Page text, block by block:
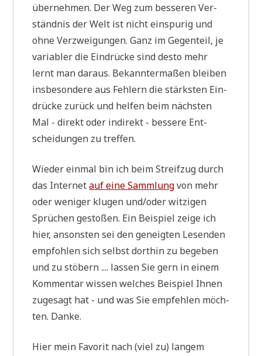
über­neh­men. Der Weg zum bes­se­ren Ver­
ständ­nis der Welt ist nicht ein­spu­rig und
ohne Ver­zwei­gun­gen. Ganz im Gegen­teil, je
varia­bler die Ein­drücke sind desto mehr
lernt man dar­aus. Bekann­ter­ma­ßen blei­ben
ins­be­son­de­re aus Feh­lern die stärk­sten Ein­
drücke zurück und hel­fen beim näch­sten
Mal - direkt oder indi­rekt - bes­se­re Ent­
schei­dun­gen zu treffen.
Wie­der ein­mal bin ich beim Streif­zug durch
das Inter­netauf eine Samm­lungvon mehr
oder weni­ger klu­gen und/oder wit­zi­gen
Sprü­chen gesto­ßen. Ein Bei­spiel zei­ge ich
hier, anson­sten sei den geneig­ten Lesen­den
emp­foh­len sich selbst dort­hin zu bege­ben
und zu stö­bern .... las­sen Sie gern in einem
Kom­men­tar wis­sen wel­ches Bei­spiel Ihnen
zuge­sagt hat - und was Sie emp­feh­len möch­
ten. Danke.
Hier mein Favo­rit nach (viel zu) lan­gem